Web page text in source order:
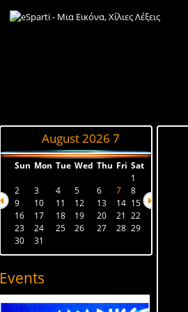
August 2026 7
Sun Mon Tue Wed Thu Fri Sat
1
2
3 4 5 6 7
8
9
10 11 12 13 14 15
16
17 18 19 20 21
22
23
24 25 26 27 28 29
30
31
Events